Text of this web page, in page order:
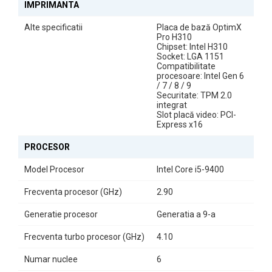
Stocare Rapidă și Capacitate Adequată
, veți experimenta timpi de încărcare
reduși și o performanță generală îmbunătățită. Această
capacitate este perfectă pentru stocarea documentelor,
Placa de bază OptimX Pro H310
IMPRIMANTA
Alte specificatii
Placa de bază OptimX
Pro H310
Chipset: Intel H310
Socket: LGA 1151
Compatibilitate
procesoare: Intel Gen 6
/ 7 / 8 / 9
Securitate: TPM 2.0
integrat
Slot placă video: PCI-
Express x16
PROCESOR
Model Procesor Intel Core i5-9400
Frecventa procesor (GHz) 2.90
Generatie procesor Generatia a 9-a
Frecventa turbo procesor (GHz) 4.10
Numar nuclee 6